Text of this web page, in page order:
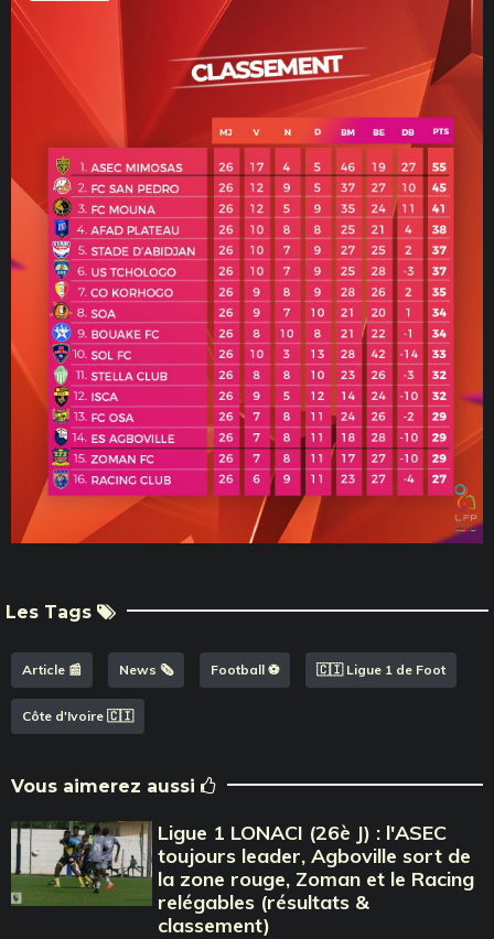
Les Tags
Article 📰 News 🗞️ Football ⚽️ 🇨🇮 Ligue 1 de Foot
Côte d'Ivoire 🇨🇮
Vous aimerez aussi
Ligue 1 LONACI (26è J) : l'ASEC
toujours leader, Agboville sort de
la zone rouge, Zoman et le Racing
relégables (résultats &
classement)